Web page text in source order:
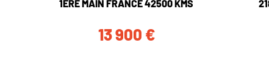
1ERE MAIN FRANCE 42500 KMS
13 900 €